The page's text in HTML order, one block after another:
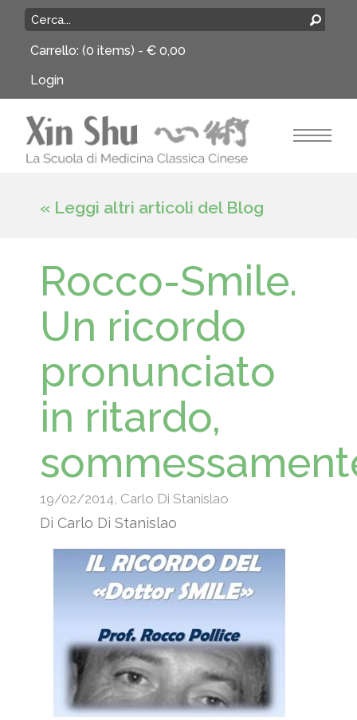
Carrello: (0 items) - € 0,00
Login
« Leggi altri articoli del Blog
Rocco-Smile.
Un ricordo
pronunciato
in ritardo,
19/02/2014, Carlo Di Stanislao
Di Carlo Di Stanislao